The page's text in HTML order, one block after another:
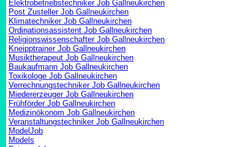
Elektrobetriebstechniker Job Gallneukirchen
Post Zusteller Job Gallneukirchen
Klimatechniker Job Gallneukirchen
Ordinationsassistent Job Gallneukirchen
Religionswissenschafter Job Gallneukirchen
Kneipptrainer Job Gallneukirchen
Musiktherapeut Job Gallneukirchen
Baukaufmann Job Gallneukirchen
Toxikologe Job Gallneukirchen
Verrechnungstechniker Job Gallneukirchen
Miedererzeuger Job Gallneukirchen
Frühförder Job Gallneukirchen
Medizinökonom Job Gallneukirchen
Veranstaltungstechniker Job Gallneukirchen
ModelJob
Models